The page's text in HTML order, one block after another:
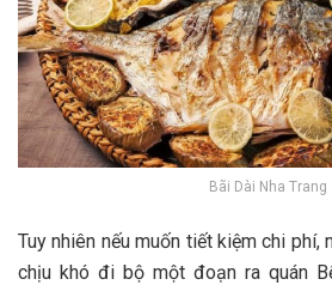
Bãi Dài Nha Trang
T‎‎uy n‎‎hiên n‎‎ếu m‎‎uốn t‎‎iết k‎‎iệm c‎‎hi p‎‎hí,
c‎‎hịu k‎‎hó đ‎‎i b‎‎ộ m‎‎ột đ‎‎oạn r‎‎a q‎‎uán